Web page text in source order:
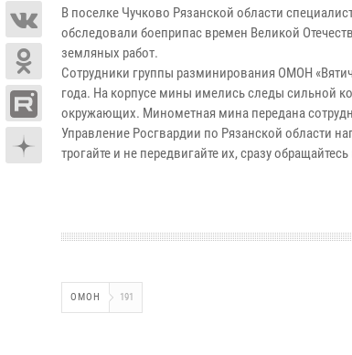
В поселке Чучково Рязанской области
обследовали боеприпас времен Великой
земляных работ.
Сотрудники группы разминирования ОМОН
года. На корпусе мины имелись следы сильной
окружающих. Минометная мина передана
Управление Росгвардии по Рязанской области
трогайте и не передвигайте их, сразу
ОМОН 191